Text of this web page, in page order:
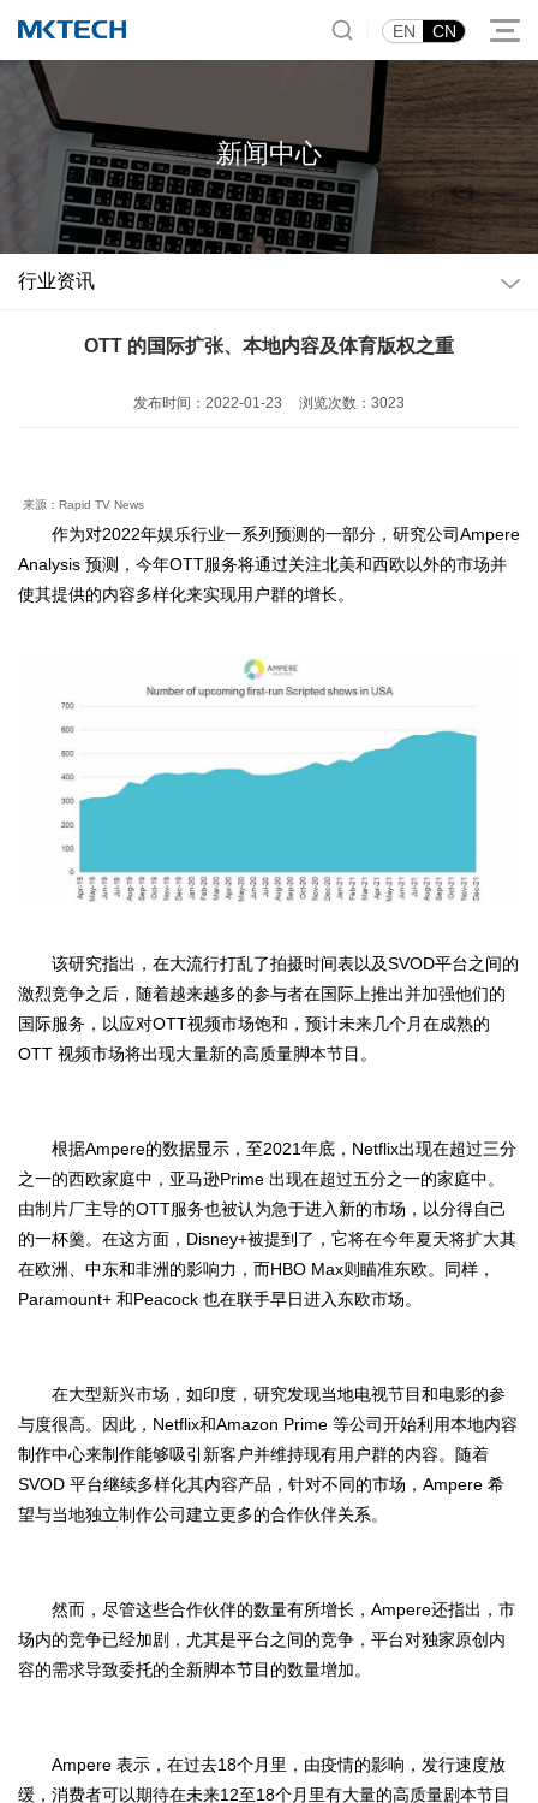
EN CN
新闻中心
行业资讯
OTT 的国际扩张、本地内容及体育版权之重
发布时间：2022-01-23 浏览次数：3023
来源： Rapid TV News
作为对2022年娱乐行业一系列预测的一部分，研究公司 Ampere
Analysis 预测，今年OTT服务将通过关注北美和西欧以外的市场并
使其提供的内容多样化来实现用户群的增长。
该研究指出，在大流行打乱了拍摄时间表以及SVOD平台之间的
激烈竞争之后，随着越来越多的参与者在国际上推出并加强他们的
国际服务，以应对OTT视频市场饱和，预计未来几个月在成熟的
OTT 视频市场将出现大量新的高质量脚本节目。
根据Ampere的数据显示，至2021年底， Netflix出现在超过三分
之一的西欧家庭中，亚马逊Prime 出现在超过五分之一的家庭中。
由制片厂主导的OTT服务也被认为急于进入新的市场，以分得自己
的一杯羹。在这方面， Disney+被提到了，它将在今年夏天将扩大其
在欧洲、中东和非洲的影响力，而 HBO Max则瞄准东欧。同样，
Paramount+ 和 Peacock 也在联手早日进入东欧市场。
在大型新兴市场，如印度，研究发现当地电视节目和电影的参
与度很高。因此， Netflix和Amazon Prime 等公司开始利用本地内容
制作中心来制作能够吸引新客户并维持现有用户群的内容。随着
SVOD 平台继续多样化其内容产品，针对不同的市场， Ampere 希
望与当地独立制作公司建立更多的合作伙伴关系。
然而，尽管这些合作伙伴的数量有所增长， Ampere还指出，市
场内的竞争已经加剧，尤其是平台之间的竞争，平台对独家原创内
容的需求导致委托的全新脚本节目的数量增加。
Ampere 表示，在过去18个月里，由疫情的影响，发行速度放
缓，消费者可以期待在未来12至 18个月里有大量的高质量剧本节目